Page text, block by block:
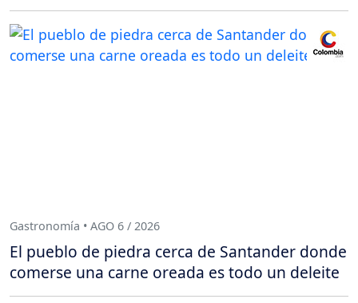
Gastronomía • AGO 6 / 2026
El pueblo de piedra cerca de Santander donde
comerse una carne oreada es todo un deleite